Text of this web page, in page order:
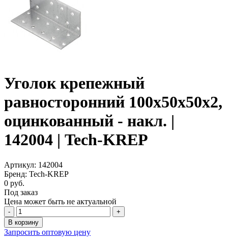
Уголок крепежный
равносторонний 100х50х50x2,
оцинкованный - накл. |
142004 | Tech-KREP
Артикул: 142004
Бренд: Tech-KREP
0 руб.
Под заказ
Цена может быть не актуальной
-
+
В корзину
Запросить оптовую цену